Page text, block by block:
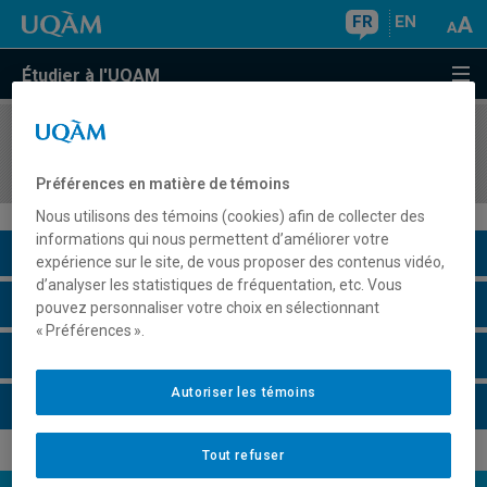
FR EN
Étudier à l'UQAM
COURS//
Description du cours
Horaire - Été 2026
Préférences en matière de témoins
Nous utilisons des témoins (cookies) afin de collecter des
informations qui nous permettent d’améliorer votre
expérience sur le site, de vous proposer des contenus vidéo,
d’analyser les statistiques de fréquentation, etc. Vous
pouvez personnaliser votre choix en sélectionnant
« Préférences ».
Tout refuser
Autoriser les témoins